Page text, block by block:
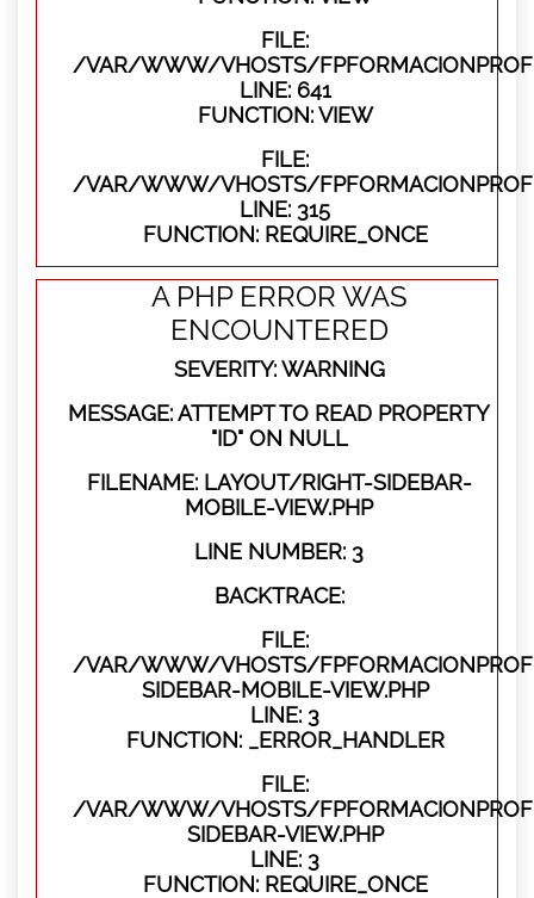
FILE:
/VAR/WWW/VHOSTS/
LINE: 641
FUNCTION: VIEW
FILE:
/VAR/WWW/VHOSTS/
LINE: 315
FUNCTION: REQUIRE_ONCE
A PHP ERROR WAS
ENCOUNTERED
SEVERITY: WARNING
MESSAGE: ATTEMPT TO READ PROPERTY
"ID" ON NULL
FILENAME: LAYOUT/RIGHT-SIDEBAR-
MOBILE-VIEW.PHP
LINE NUMBER: 3
BACKTRACE:
FILE:
/VAR/WWW/VHOSTS/
SIDEBAR-MOBILE-VIEW.PHP
LINE: 3
FUNCTION: _ERROR_HANDLER
FILE:
/VAR/WWW/VHOSTS/
SIDEBAR-VIEW.PHP
LINE: 3
FUNCTION: REQUIRE_ONCE